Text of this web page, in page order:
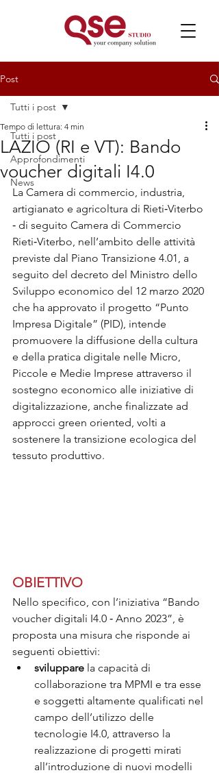
Post
Tutti i post
Approfondimenti
News
Tutti i post
LAZIO (RI e VT): Bando
voucher digitali I4.0
Tempo di lettura: 4 min
La Camera di commercio, industria,
artigianato e agricoltura di Rieti‐Viterbo
‐ di seguito Camera di Commercio
Rieti‐Viterbo, nell’ambito delle attività
previste dal Piano Transizione 4.01, a
seguito del decreto del Ministro dello
Sviluppo economico del 12 marzo 2020
che ha approvato il progetto “Punto
Impresa Digitale” (PID), intende
promuovere la diffusione della cultura
e della pratica digitale nelle Micro,
Piccole e Medie Imprese attraverso il
sostegno economico alle iniziative di
digitalizzazione, anche finalizzate ad
approcci green oriented, volti a
sostenere la transizione ecologica del
tessuto produttivo.
OBIETTIVO
Nello specifico, con l’iniziativa “Bando
voucher digitali I4.0 ‐ Anno 2023”, è
proposta una misura che risponde ai
seguenti obiettivi:
sviluppare la capacità di
collaborazione tra MPMI e tra esse
e soggetti altamente qualificati nel
campo dell’utilizzo delle
tecnologie I4.0, attraverso la
realizzazione di progetti mirati
all’introduzione di nuovi modelli